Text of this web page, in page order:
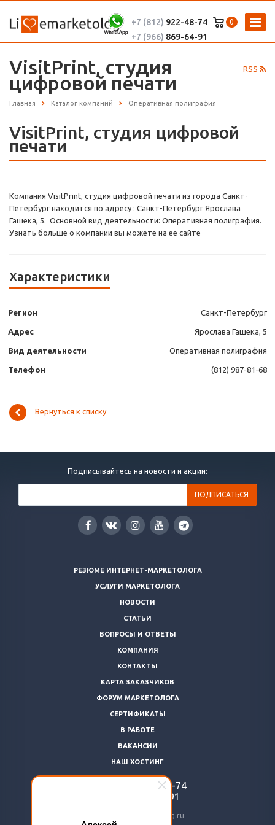
0
+7 (812) 922-48-74
+7 (966) 869-64-91
RSS
VisitPrint, студия
цифровой печати
Главная Каталог компаний Оперативная полиграфия
VisitPrint, студия цифровой
печати
Компания VisitPrint, студия цифровой печати из города Санкт-
Петербург находится по адресу : Санкт-Петербург Ярослава
Гашека, 5. Основной вид деятельности: Оперативная полиграфия.
Узнать больше о компании вы можете на ее сайте
Характеристики
Регион Санкт-Петербург
Адрес Ярослава Гашека, 5
Вид деятельности Оперативная полиграфия
Телефон (812) 987-81-68
Вернуться к списку
Подписывайтесь на новости и акции:
РЕЗЮМЕ ИНТЕРНЕТ-МАРКЕТОЛОГА
УСЛУГИ МАРКЕТОЛОГА
НОВОСТИ
СТАТЬИ
ВОПРОСЫ И ОТВЕТЫ
КОМПАНИЯ
КОНТАКТЫ
КАРТА ЗАКАЗЧИКОВ
ФОРУМ МАРКЕТОЛОГА
СЕРТИФИКАТЫ
В РАБОТЕ
ВАКАНСИИ
НАШ ХОСТИНГ
922-48-74
869-64-91
24@livemarketolog.ru